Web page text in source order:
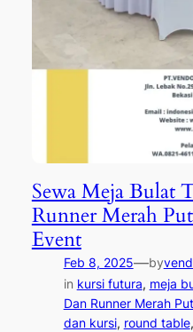
Sewa Meja Bulat
Runner Merah
Event
Feb 8, 2025—by
in kursi futura, meja
Dan Runner Merah
dan kursi, round table,